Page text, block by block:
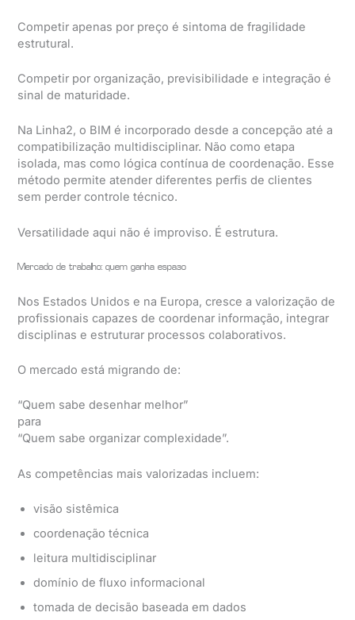
Competir apenas por preço é sintoma de fragilidade
estrutural.
Competir por organização, previsibilidade e integração é
sinal de maturidade.
Na Linha2, o BIM é incorporado desde a concepção até a
compatibilização multidisciplinar. Não como etapa
isolada, mas como lógica contínua de coordenação. Esse
método permite atender diferentes perfis de clientes
sem perder controle técnico.
Versatilidade aqui não é improviso. É estrutura.
Mercado de trabalho: quem ganha espaço
Nos Estados Unidos e na Europa, cresce a valorização de
profissionais capazes de coordenar informação, integrar
disciplinas e estruturar processos colaborativos.
O mercado está migrando de:
“Quem sabe desenhar melhor”
para
“Quem sabe organizar complexidade”.
As competências mais valorizadas incluem:
visão sistêmica
coordenação técnica
leitura multidisciplinar
domínio de fluxo informacional
tomada de decisão baseada em dados